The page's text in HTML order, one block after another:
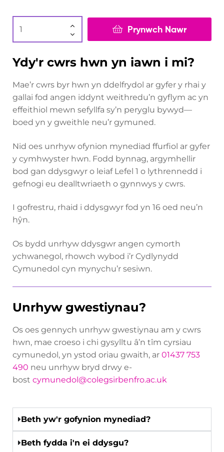
Prynwch Nawr
Ydy'r cwrs hwn yn iawn i mi?
Mae’r cwrs byr hwn yn ddelfrydol ar gyfer y rhai y
gallai fod angen iddynt weithredu’n gyflym ac yn
effeithiol mewn sefyllfa sy’n peryglu bywyd—
boed yn y gweithle neu’r gymuned.
Nid oes unrhyw ofynion mynediad ffurfiol ar gyfer
y cymhwyster hwn. Fodd bynnag, argymhellir
bod gan ddysgwyr o leiaf Lefel 1 o lythrennedd i
gefnogi eu dealltwriaeth o gynnwys y cwrs.
I gofrestru, rhaid i ddysgwyr fod yn 16 oed neu’n
hŷn.
Os bydd unrhyw ddysgwr angen cymorth
ychwanegol, rhowch wybod i’r Cydlynydd
Cymunedol cyn mynychu’r sesiwn.
Unrhyw gwestiynau?
Os oes gennych unrhyw gwestiynau am y cwrs
hwn, mae croeso i chi gysylltu â’n tîm cyrsiau
cymunedol, yn ystod oriau gwaith, ar 01437 753
490 neu unrhyw bryd drwy e-
bost cymunedol@colegsirbenfro.ac.uk
Beth yw'r gofynion mynediad?
Beth fydda i'n ei ddysgu?